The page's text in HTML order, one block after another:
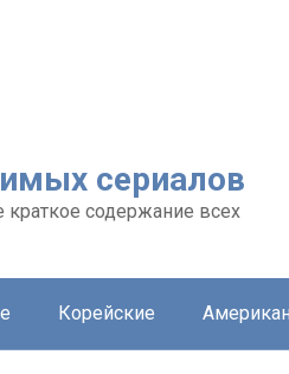
сериалов
содержание всех
Корейские